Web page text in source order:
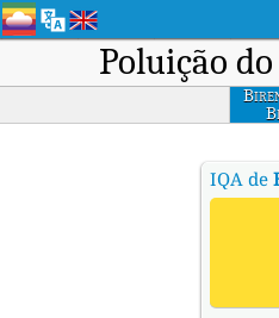
Poluição
IQA de